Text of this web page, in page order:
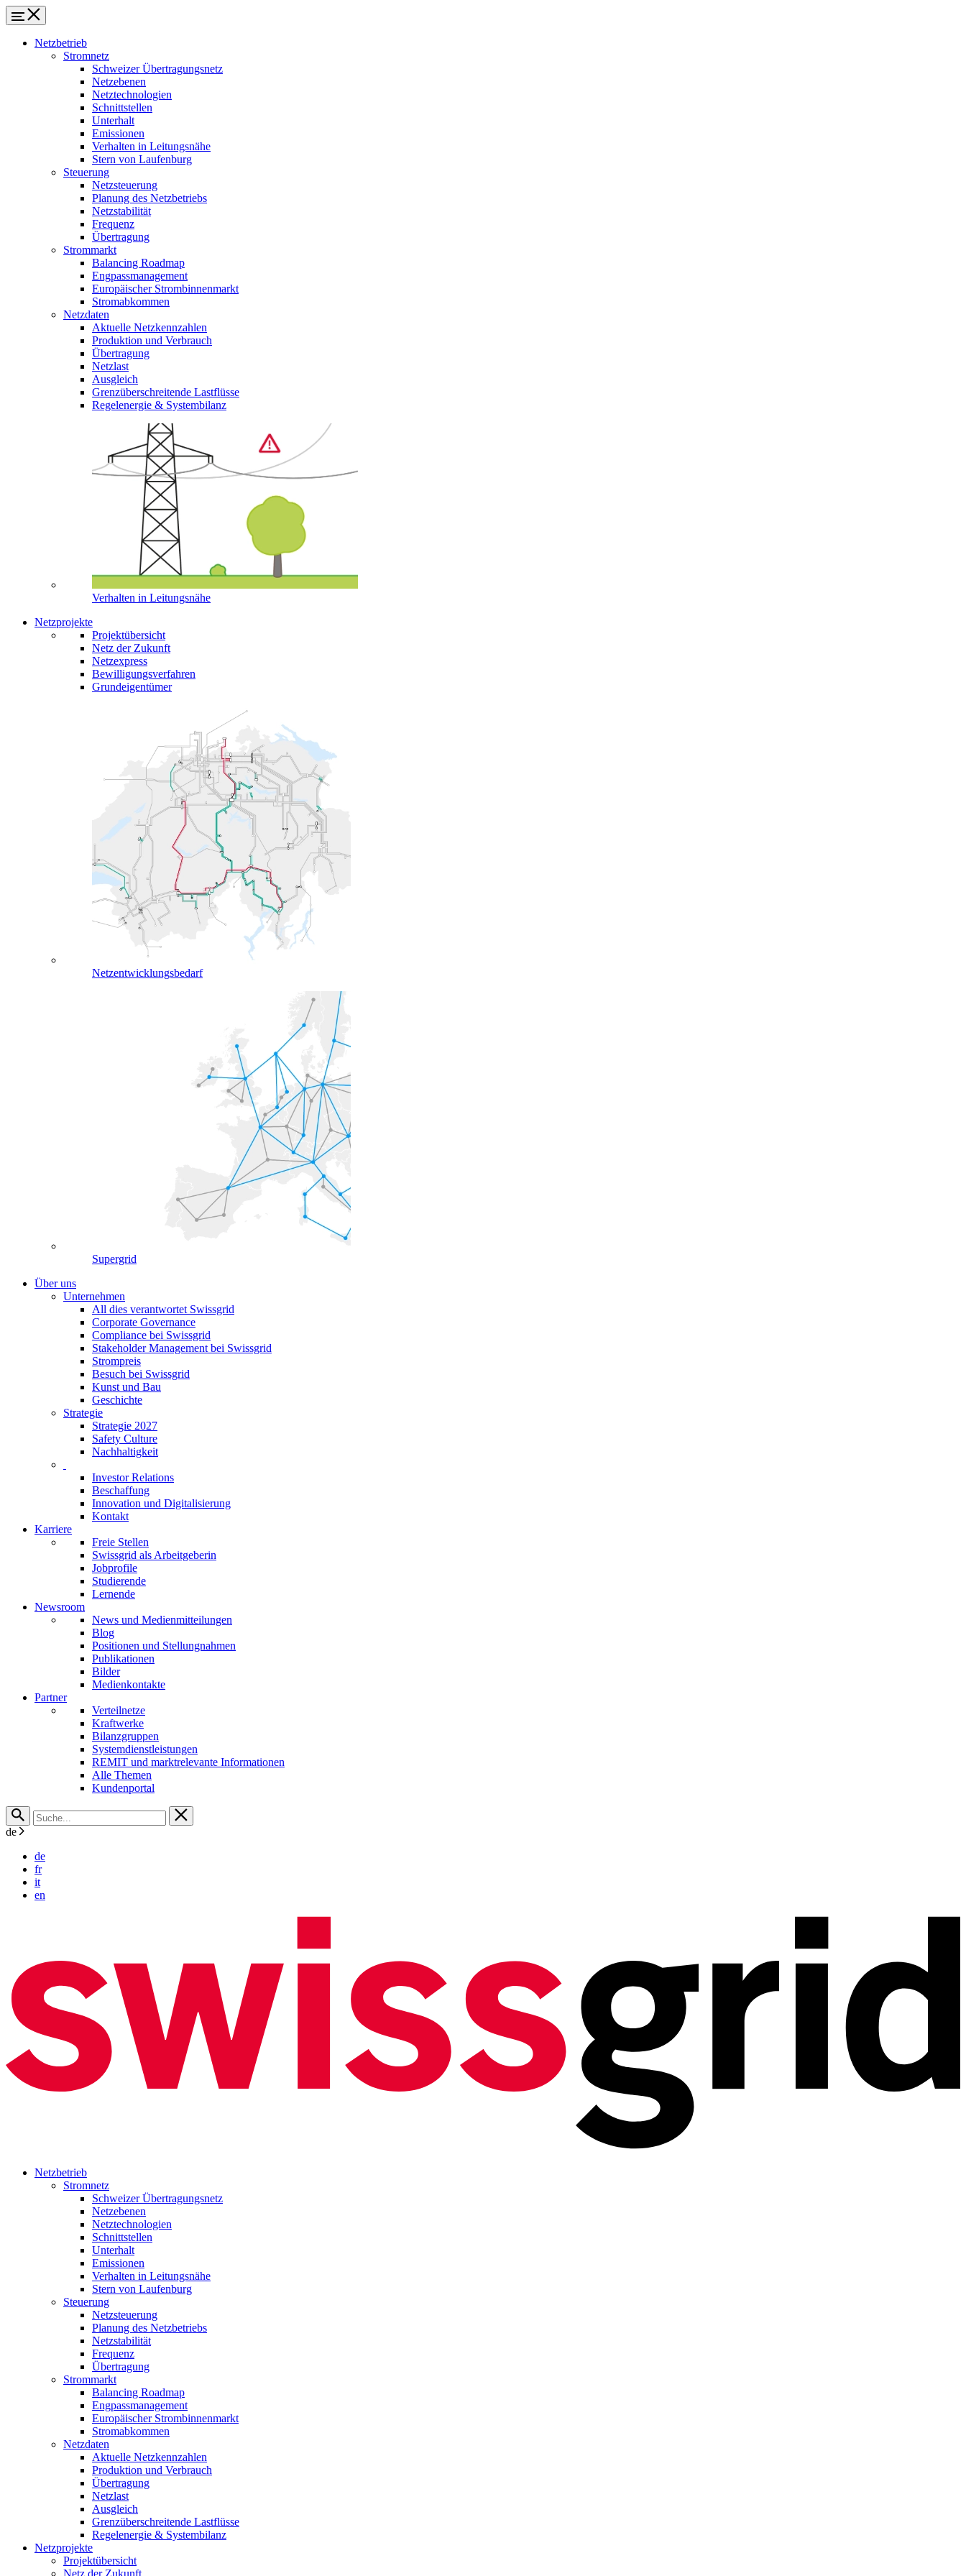
Netzbetrieb
Stromnetz
Schweizer Übertragungsnetz
Netzebenen
Netztechnologien
Schnittstellen
Unterhalt
Emissionen
Verhalten in Leitungsnähe
Stern von Laufenburg
Steuerung
Netzsteuerung
Planung des Netzbetriebs
Netzstabilität
Frequenz
Übertragung
Strommarkt
Balancing Roadmap
Engpassmanagement
Europäischer Strombinnenmarkt
Stromabkommen
Netzdaten
Aktuelle Netzkennzahlen
Produktion und Verbrauch
Übertragung
Netzlast
Ausgleich
Grenzüberschreitende Lastflüsse
Regelenergie & Systembilanz
Verhalten in Leitungsnähe
Netzprojekte
Projektübersicht
Netz der Zukunft
Netzexpress
Bewilligungsverfahren
Grundeigentümer
Netzentwicklungsbedarf
Supergrid
Über uns
Unternehmen
All dies verantwortet Swissgrid
Corporate Governance
Compliance bei Swissgrid
Stakeholder Management bei Swissgrid
Strompreis
Besuch bei Swissgrid
Kunst und Bau
Geschichte
Strategie
Strategie 2027
Safety Culture
Nachhaltigkeit
Investor Relations
Beschaffung
Innovation und Digitalisierung
Kontakt
Karriere
Freie Stellen
Swissgrid als Arbeitgeberin
Jobprofile
Studierende
Lernende
Newsroom
News und Medienmitteilungen
Blog
Positionen und Stellungnahmen
Publikationen
Bilder
Medienkontakte
Partner
Verteilnetze
Kraftwerke
Bilanzgruppen
Systemdienstleistungen
REMIT und marktrelevante Informationen
Alle Themen
Kundenportal
de
de
fr
it
en
Netzbetrieb
Stromnetz
Schweizer Übertragungsnetz
Netzebenen
Netztechnologien
Schnittstellen
Unterhalt
Emissionen
Verhalten in Leitungsnähe
Stern von Laufenburg
Steuerung
Netzsteuerung
Planung des Netzbetriebs
Netzstabilität
Frequenz
Übertragung
Strommarkt
Balancing Roadmap
Engpassmanagement
Europäischer Strombinnenmarkt
Stromabkommen
Netzdaten
Aktuelle Netzkennzahlen
Produktion und Verbrauch
Übertragung
Netzlast
Ausgleich
Grenzüberschreitende Lastflüsse
Regelenergie & Systembilanz
Netzprojekte
Projektübersicht